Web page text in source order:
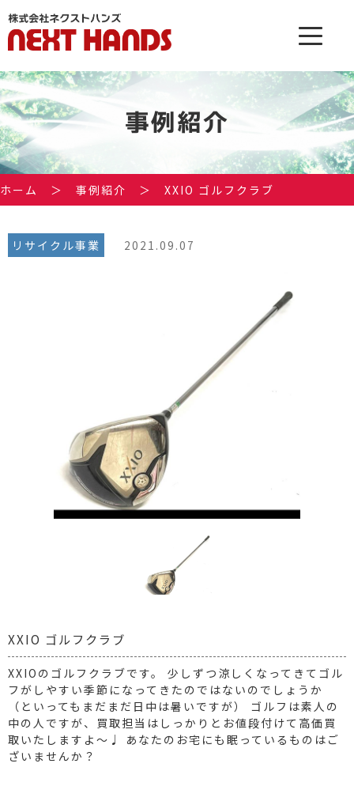
事例紹介
ホーム ＞ 事例紹介 ＞ XXIO ゴルフクラブ
リサイクル事業 2021.09.07
XXIO ゴルフクラブ
XXIOのゴルフクラブです。 少しずつ涼しくなってきてゴル
フがしやすい季節になってきたのではないのでしょうか
（といってもまだまだ日中は暑いですが） ゴルフは素人の
中の人ですが、買取担当はしっかりとお値段付けて高価買
取いたしますよ〜♩ あなたのお宅にも眠っているものはご
ざいませんか？